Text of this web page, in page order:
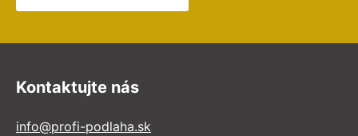
Kontaktujte nás
info@profi-podlaha.sk